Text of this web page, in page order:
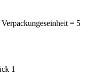
= 5
1